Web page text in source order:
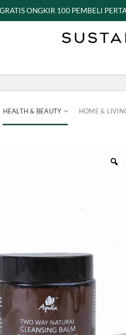
GRATIS ONGKIR 100 PEMBELI
HEALTH & BEAUTY HOME &